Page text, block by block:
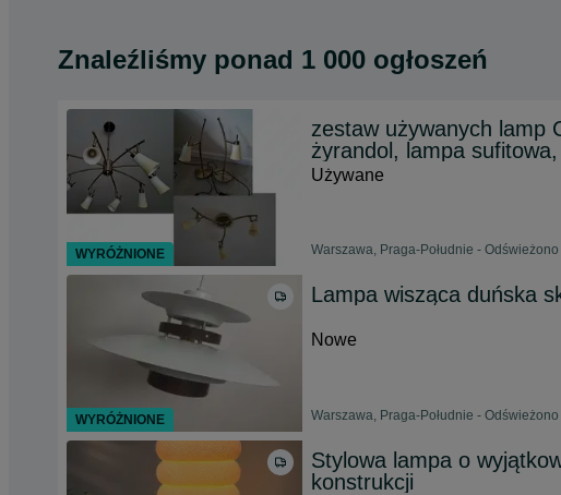
Znaleźliśmy ponad 1 000 ogłoszeń
zestaw używanych lamp
żyrandol, lampa
Używane
Warszawa, Praga-Południe -
Lampa wisząca duńska
Nowe
Warszawa, Praga-Południe -
Stylowa lampa o
konstrukcji
WYRÓŻNIONE
WYRÓŻNIONE